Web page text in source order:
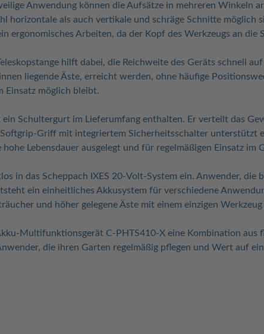
Anwendung können die Aufsätze in mehreren
horizontale als auch vertikale und schräge Schnitte
ergonomisches Arbeiten, da der Kopf des Werkzeugs an die
hilft dabei, die Reichweite des Geräts schnell
liegende Äste, erreicht werden, ohne häufige
Einsatz möglich bleibt.
Schultergurt im Lieferumfang enthalten. Er verteilt das
Griff mit integriertem Sicherheitsschalter unterstützt
Lebensdauer ausgelegt und für regelmäßigen Einsatz im
in das Scheppach IXES 20-Volt-System ein. Anwender, die
ein einheitliches Akkusystem für verschiedene
und höher gelegene Äste mit einem einzigen
Multifunktionsgerät C-PHTS410-X eine Kombination
die ihren Garten regelmäßig pflegen und Wert auf